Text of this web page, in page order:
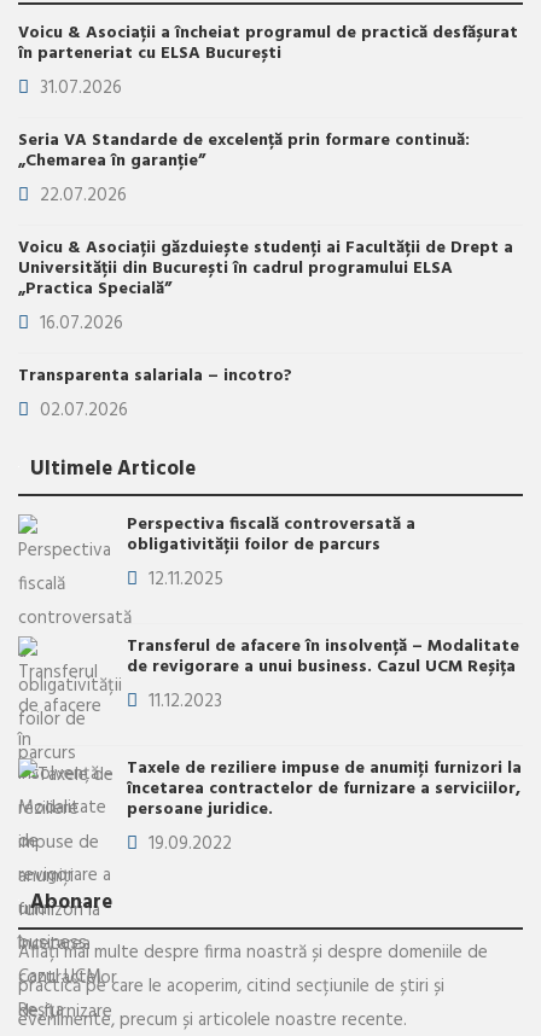
Voicu & Asociații a încheiat programul de practică desfășurat
în parteneriat cu ELSA București
31.07.2026
Seria VA Standarde de excelență prin formare continuă:
„Chemarea în garanție”
22.07.2026
Voicu & Asociații găzduiește studenți ai Facultății de Drept a
Universității din București în cadrul programului ELSA
„Practica Specială”
16.07.2026
Transparenta salariala – incotro?
02.07.2026
Ultimele Articole
Perspectiva fiscală controversată a
obligativității foilor de parcurs
12.11.2025
Transferul de afacere în insolvență – Modalitate
de revigorare a unui business. Cazul UCM Reșița
11.12.2023
Taxele de reziliere impuse de anumiţi furnizori la
încetarea contractelor de furnizare a serviciilor,
persoane juridice.
19.09.2022
Abonare
Aflați mai multe despre firma noastră și despre domeniile de
practică pe care le acoperim, citind secțiunile de știri și
evenimente, precum și articolele noastre recente.